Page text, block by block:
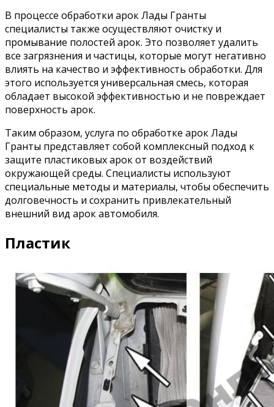
В процессе обработки арок Лады Гранты
специалисты также осуществляют очистку и
промывание полостей арок. Это позволяет удалить
все загрязнения и частицы, которые могут негативно
влиять на качество и эффективность обработки. Для
этого используется универсальная смесь, которая
обладает высокой эффективностью и не повреждает
поверхность арок.
Таким образом, услуга по обработке арок Лады
Гранты представляет собой комплексный подход к
защите пластиковых арок от воздействий
окружающей среды. Специалисты используют
специальные методы и материалы, чтобы обеспечить
долговечность и сохранить привлекательный
внешний вид арок автомобиля.
Пластик